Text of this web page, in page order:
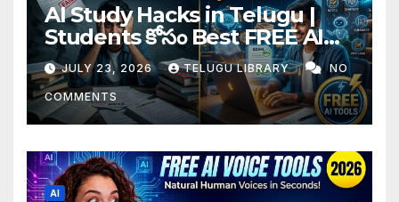
AI Study Hacks in Telugu |
Students కోసం Best FREE AI
Tools & Smart Study Tips
(2026)
JULY 23, 2026 TELUGU LIBRARY NO
COMMENTS
AI